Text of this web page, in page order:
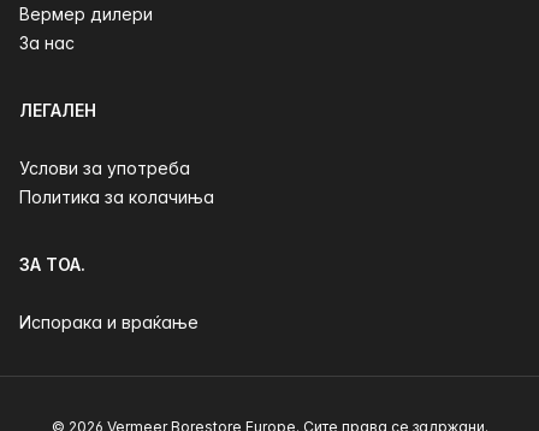
Вермер дилери
За нас
ЛЕГАЛЕН
Услови за употреба
Политика за колачиња
ЗА ТОА.
Испорака и враќање
© 2026 Vermeer Borestore Europe. Сите права се задржани.